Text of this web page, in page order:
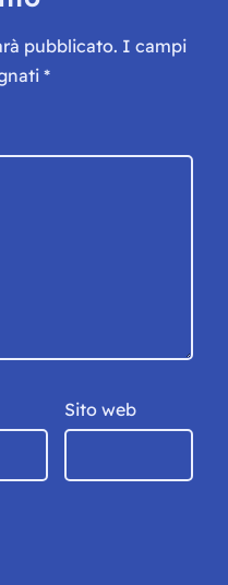
pubblicato. I campi
*
Sito web